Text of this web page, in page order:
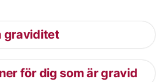
graviditet
för dig som är gravid